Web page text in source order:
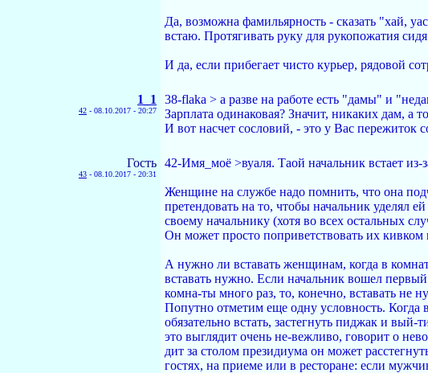
Да, возможна фамильярность - сказать "хай,
встаю. Протягивать руку для рукопожатия
И да, если прибегает чисто курьер, рядовой
1_1
42 - 08.10.2017 - 20:27
38-flaka > а разве на работе есть "дамы" и
Зарплата одинаковая? Значит, никаких дам, а
И вот насчет сословий, - это у Вас пережиток
Гость
43 - 08.10.2017 - 20:31
42-Имя_моё >вуаля. Таой начальник встает из-
Женщине на службе надо помнить, что она
претендовать на то, чтобы начальник
своему начальнику (хотя во всех остальных
Он может просто поприветствовать их кивком
А нужно ли вставать женщинам, когда в
вставать нужно. Если начальник вошел
комна-ты много раз, то, конечно, вставать не
Попутно отметим еще одну условность. Когда
обязательно встать, застегнуть пиджак и
это выглядит очень не-вежливо, говорит о
дит за столом президиума он может
гостях, на приеме или в ресторане: если